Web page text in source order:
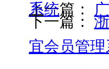
上一篇：
广东珠海小平美丽工作室选用锐宜会员卡管理系统
下一篇：
宜会员管